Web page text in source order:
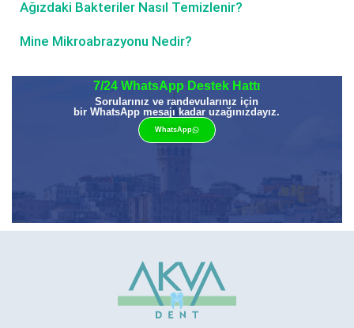
Ağızdaki Bakteriler Nasıl Temizlenir?
Mine Mikroabrazyonu Nedir?
7/24 WhatsApp Destek Hattı
Sorularınız ve randevularınız için
bir WhatsApp mesajı kadar uzağınızdayız.
WhatsApp